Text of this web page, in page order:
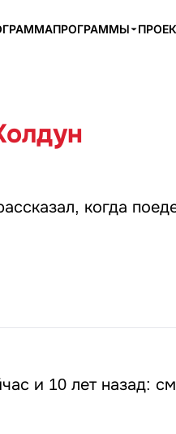
ПРОГРАММЫ
когда
и 10 лет назад: